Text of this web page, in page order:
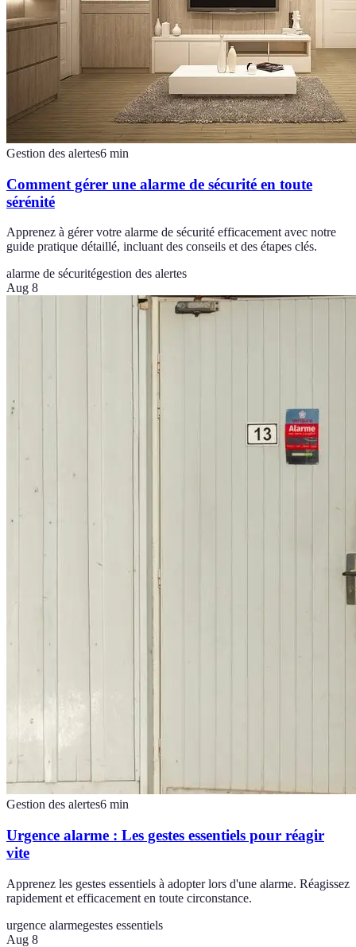
Gestion des alertes6 min
Comment gérer une alarme de sécurité en toute
sérénité
Apprenez à gérer votre alarme de sécurité efficacement avec notre
guide pratique détaillé, incluant des conseils et des étapes clés.
alarme de sécuritégestion des alertes
Aug 8
Gestion des alertes6 min
Urgence alarme : Les gestes essentiels pour réagir
vite
Apprenez les gestes essentiels à adopter lors d'une alarme. Réagissez
rapidement et efficacement en toute circonstance.
urgence alarmegestes essentiels
Aug 8